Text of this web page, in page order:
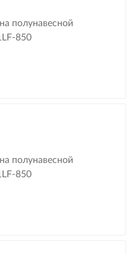
полунавесной
850
полунавесной
850